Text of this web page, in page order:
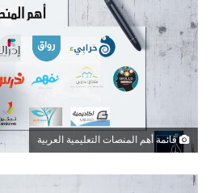
قائمة أهم المنصات التعليمية العربية